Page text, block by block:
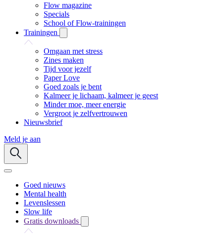
Flow magazine
Specials
School of Flow-trainingen
Trainingen
Omgaan met stress
Zines maken
Tijd voor jezelf
Paper Love
Goed zoals je bent
Kalmeer je lichaam, kalmeer je geest
Minder moe, meer energie
Vergroot je zelfvertrouwen
Nieuwsbrief
Meld je aan
Goed nieuws
Mental health
Levenslessen
Slow life
Gratis downloads